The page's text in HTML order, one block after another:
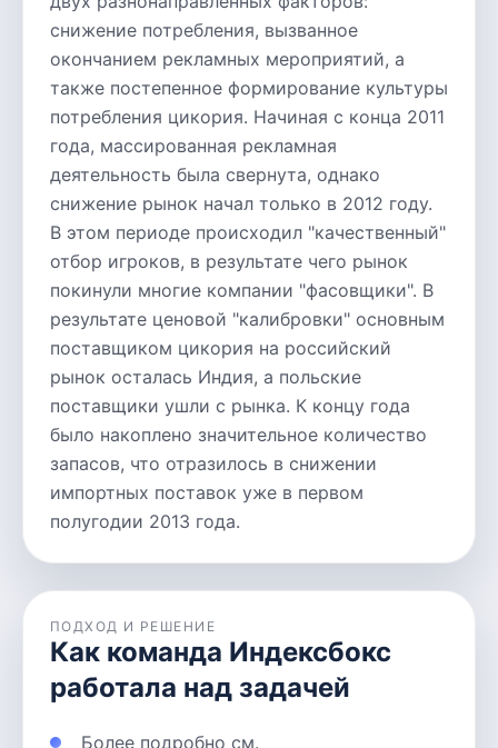
снижение потребления, вызванное
окончанием рекламных мероприятий, а
также постепенное формирование культуры
потребления цикория. Начиная с конца 2011
года, массированная рекламная
деятельность была свернута, однако
снижение рынок начал только в 2012 году.
В этом периоде происходил "качественный"
отбор игроков, в результате чего рынок
покинули многие компании "фасовщики". В
результате ценовой "калибровки" основным
поставщиком цикория на российский
рынок осталась Индия, а польские
поставщики ушли с рынка. К концу года
было накоплено значительное количество
запасов, что отразилось в снижении
импортных поставок уже в первом
полугодии 2013 года.
ПОДХОД И РЕШЕНИЕ
Как команда Индексбокс
работала над задачей
Более подробно см.